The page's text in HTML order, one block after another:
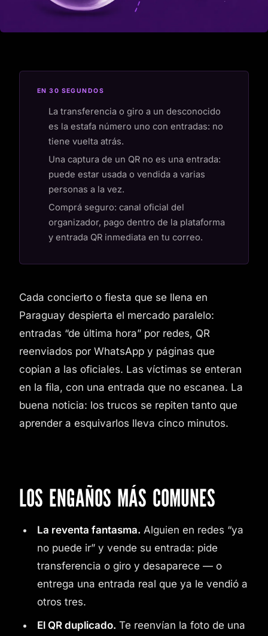
EN 30 SEGUNDOS
La transferencia o giro a un desconocido
es la estafa número uno con entradas: no
tiene vuelta atrás.
Una captura de un QR no es una entrada:
puede estar usada o vendida a varias
personas a la vez.
Comprá seguro: canal oficial del
organizador, pago dentro de la plataforma
y entrada QR inmediata en tu correo.
Cada concierto o fiesta que se llena en
Paraguay despierta el mercado paralelo:
entradas “de última hora” por redes, QR
reenviados por WhatsApp y páginas que
copian a las oficiales. Las víctimas se enteran
en la fila, con una entrada que no escanea. La
buena noticia: los trucos se repiten tanto que
aprender a esquivarlos lleva cinco minutos.
LOS ENGAÑOS MÁS COMUNES
La reventa fantasma. Alguien en redes “ya
no puede ir” y vende su entrada: pide
transferencia o giro y desaparece — o
entrega una entrada real que ya le vendió a
otros tres.
El QR duplicado. Te reenvían la foto de una